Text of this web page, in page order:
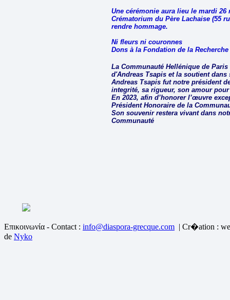
Une cérémonie aura lieu le mardi 26
Crématorium du Père Lachaise (55
rendre hommage.
Ni fleurs ni couronnes
Dons à la Fondation de la
La Communauté Hellénique de
d'Andreas Tsapis et la soutient
Andreas Tsapis fut notre président
integrité, sa rigueur, son amour
En 2023, afin d’honorer l’œuvre
Président Honoraire de la
Son souvenir restera vivant dans
Communauté
Επικοινωνία - Contact : info@diaspora-grecque.com | Cr�ation :
de Nyko